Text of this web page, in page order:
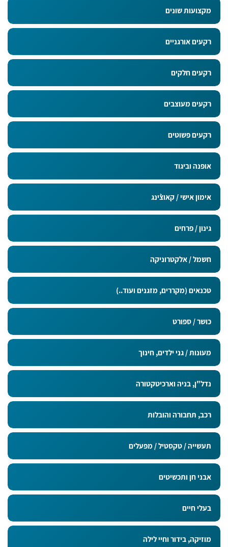
מקצועות שונים
רקעים אורגניים
רקעים חלקים
רקעים מעוצבים
רקעים פשוטים
אופנה וביגוד
אימון אישי / קאוצ`ינג
גינון / פרחים
חשמל / אלקטרוניקה
טכנאים (מקררים, מזגנים ועוד..)
כושר / ספורט
מעונות / גני ילדים, חינוך
נדל"ן, בניה וארכיטקטורה
רכב, תחבורה והובלות
תעשייה / טקסטיל / מפעלים
אבני חן ותכשיטים
בעלי חיים
מוזיקה, בידור וחיי לילה